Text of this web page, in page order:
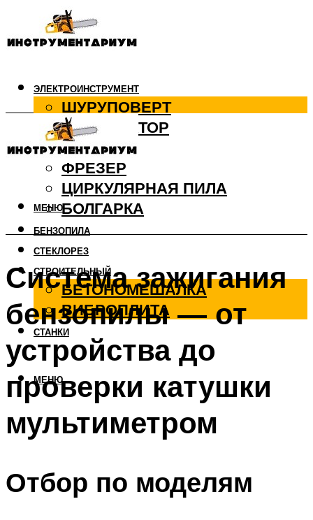
ЭЛЕКТРОИНСТРУМЕНТ
ШУРУПОВЕРТ
ПЕРФОРАТОР
ДРЕЛЬ
ФРЕЗЕР
ЦИРКУЛЯРНАЯ ПИЛА
БОЛГАРКА
БЕНЗОПИЛА
СТЕКЛОРЕЗ
СТРОИТЕЛЬНЫЙ
БЕТОНОМЕШАЛКА
ВИБРОПЛИТА
СТАНКИ
МЕНЮ
МЕНЮ
Система зажигания
бензопилы — от
устройства до
проверки катушки
мультиметром
Отбор по моделям